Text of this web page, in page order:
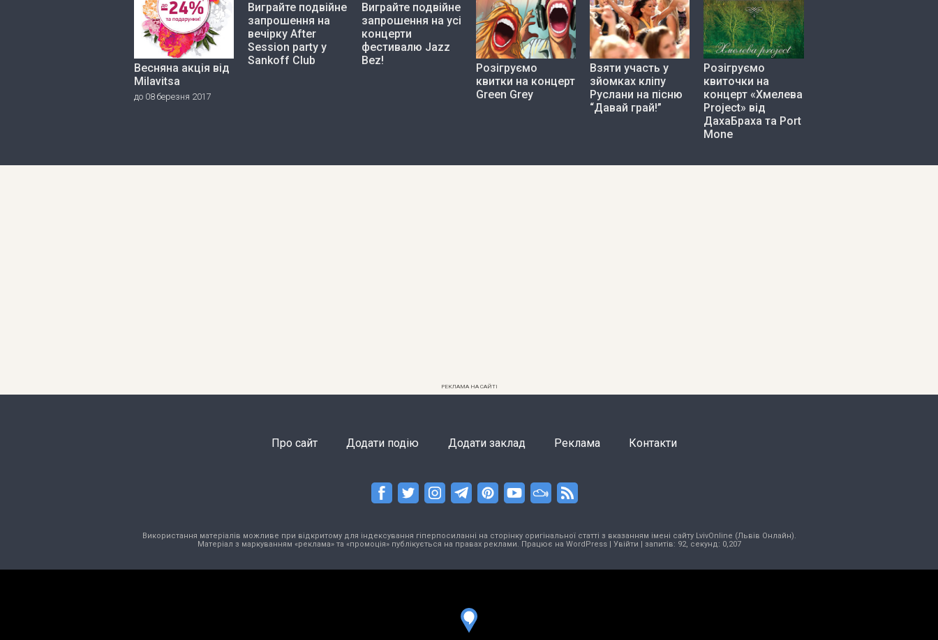
Весняна акція від
Milavitsa
до 08 березня 2017
Виграйте подвійне
запрошення на
вечірку After
Session party у
Sankoff Club
Виграйте подвійне
запрошення на усі
концерти
фестивалю Jazz
Bez!
Розігруємо
квитки на концерт
Green Grey
Взяти участь у
зйомках кліпу
Руслани на пісню
“Давай грай!”
Розігруємо
квиточки на
концерт «Хмелева
Project» від
ДахаБраха та Port
Mone
РЕКЛАМА НА САЙТІ
Про сайт Додати подію Додати заклад Реклама Контакти
Використання матеріалів можливе при відкритому для індексування гіперпосиланні на сторінку оригінальної статті з вказанням імені сайту LvivOnline (Львів Онлайн).
Матеріал з маркуванням «реклама» та «промоція» публікується на правах реклами. Працює на WordPress| Увійти | запитів: 92, секунд: 0,207